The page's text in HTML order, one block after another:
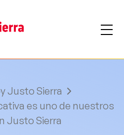
Justo Sierra
es uno de nuestros
Justo Sierra